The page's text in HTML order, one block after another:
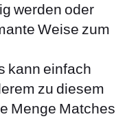
werden oder
Weise zum
kann einfach
zu diesem
Menge Matches